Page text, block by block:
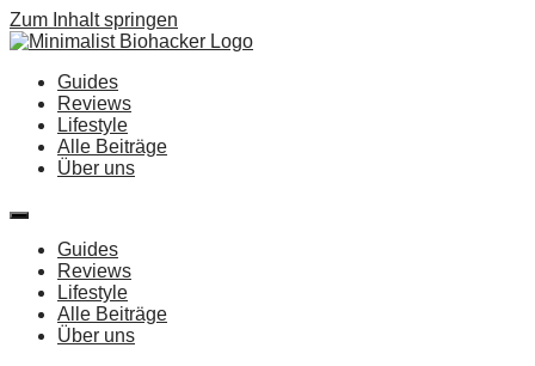
Zum Inhalt springen
Guides
Reviews
Lifestyle
Alle Beiträge
Über uns
Guides
Reviews
Lifestyle
Alle Beiträge
Über uns